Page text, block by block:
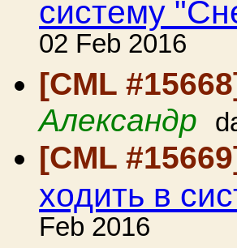
систему
02 Feb 2016
[CML
Александр
[CML
ходить в
Feb 2016